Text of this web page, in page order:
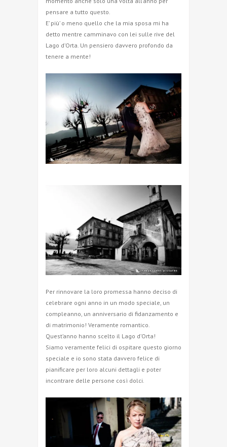
pensare a tutto questo.
E’ più’ o meno quello che la mia sposa mi ha
detto mentre camminavo con lei sulle rive del
Lago d’Orta. Un pensiero davvero profondo da
tenere a mente!
Per rinnovare la loro promessa hanno deciso di
celebrare ogni anno in un modo speciale, un
compleanno, un anniversario di fidanzamento e
di matrimonio! Veramente romantico.
Quest’anno hanno scelto il Lago d’Orta!
Siamo veramente felici di ospitare questo giorno
speciale e io sono stata davvero felice di
pianificare per loro alcuni dettagli e poter
incontrare delle persone così dolci.